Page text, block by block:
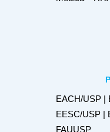
EACH/USP |
EESC/USP |
FAUUSP